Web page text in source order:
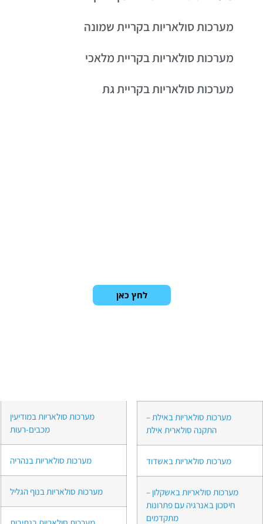
מערכות סולאריות בקריית שמונה
מערכות סולאריות בקריית מלאכי
מערכות סולאריות בקריית גת
לחץ כאן
מערכות סולאריות באילת –
התקנה סולארית אילת
מערכות סולאריות באשדוד
מערכות סולאריות באשקלון –
חיסכון באנרגיה עם פתרונות
מתקדמים
מערכות סולאריות במודיעין
מכבים-רעות
מערכות סולאריות בנהריה
מערכות סולאריות בנוף הגליל